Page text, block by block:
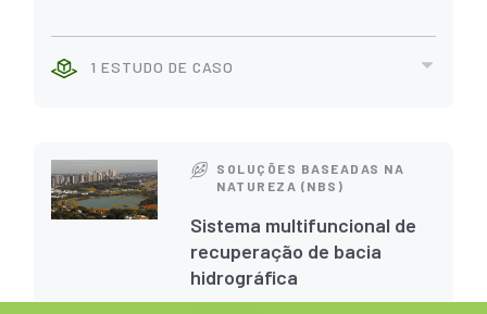
1 ESTUDO DE CASO
SOLUÇÕES BASEADAS NA
NATUREZA (NBS)
Sistema multifuncional de
recuperação de bacia
hidrográfica